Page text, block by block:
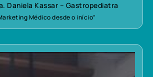
Daniela Kassar – Gastropediatra
Médico desde o início”